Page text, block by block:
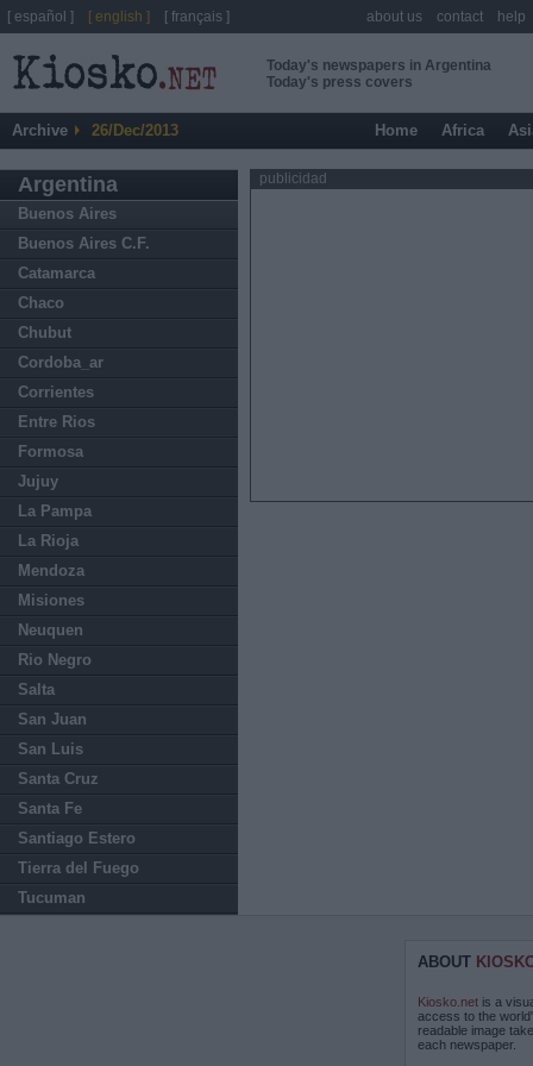
Today's newspapers in Argentina
Today's press covers
Archive 26/Dec/2013 Home Africa
Argentina
Buenos Aires
Buenos Aires C.F.
Catamarca
Chaco
Chubut
Cordoba_ar
Corrientes
Entre Rios
Formosa
Jujuy
La Pampa
La Rioja
Mendoza
Misiones
Neuquen
Rio Negro
Salta
San Juan
San Luis
Santa Cruz
Santa Fe
Santiago Estero
Tierra del Fuego
Tucuman
publicidad
ABOUT
Kiosko.net is a
access to the
readable image
each newspaper.
[ español ] [ english ] [ français ] about us contact help